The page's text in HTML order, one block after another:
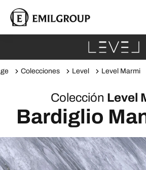
Colecciones Level Level Marmi
Colección Level
Bardiglio